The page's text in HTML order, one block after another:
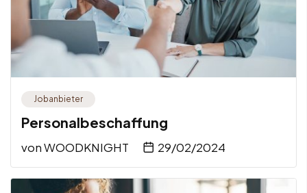
Jobanbieter
Personalbeschaffung
vonWOODKNIGHT 29/02/2024